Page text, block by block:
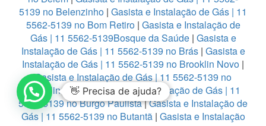
5139 no Belenzinho | Gasista e Instalação de Gás | 11
5562-5139 no Bom Retiro| Gasista e Instalação de
Gás | 11 5562-5139Bosque da Saúde| Gasista e
Instalação de Gás | 11 5562-5139 no Brás| Gasista e
Instalação de Gás | 11 5562-5139 no Brooklin Novo |
Gasista e Instalação de Gás | 11 5562-5139 no
Brooklin Paulista|Gasista e Instalação de Gás | 11
5562-5139 no Burgo Paulista|Gasista e Instalação de
Gás | 11 5562-5139 no Butantã| Gasista e Instalação
👋 Precisa de ajuda?